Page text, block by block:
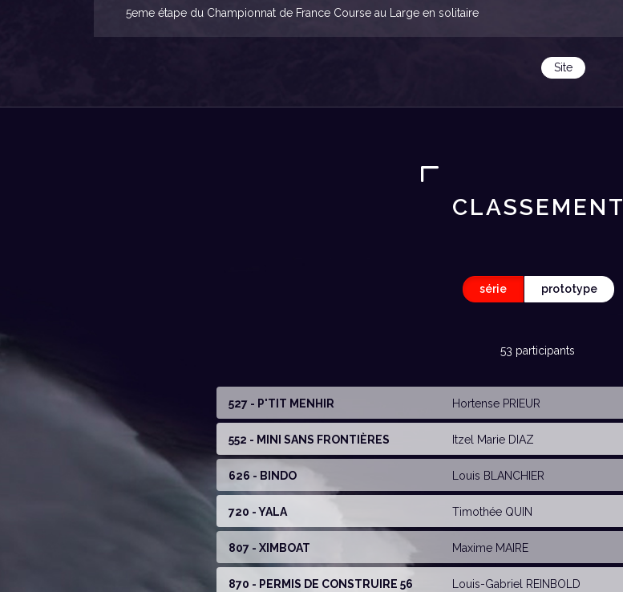
5eme étape du Championnat de France Course au Large en solitaire
Site
CLASSEMENT
série prototype
53 participants
527 - P'TIT MENHIR Hortense PRIEUR
552 - MINI SANS FRONTIÈRES Itzel Marie DIAZ
626 - BINDO Louis BLANCHIER
720 - YALA Timothée QUIN
807 - XIMBOAT Maxime MAIRE
870 - PERMIS DE CONSTRUIRE 56 Louis-Gabriel REINBOLD